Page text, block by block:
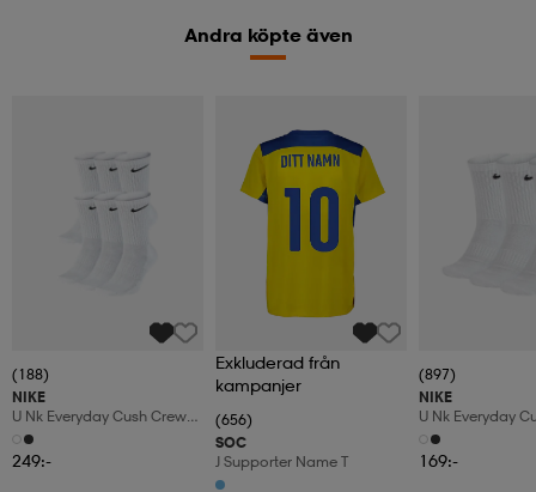
Andra köpte även
(188)
NIKE
U Nk Everyday Cush Crew
6pr-Bd
249:-
Exkluderad från
kampanjer
(656)
SOC
J Supporter Name T
(897)
NIKE
U Nk Everyday
3pr
169:-